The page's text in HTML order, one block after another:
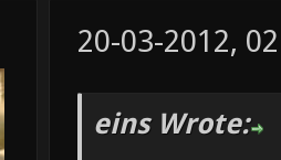
20-03-2012,
eins Wrote: